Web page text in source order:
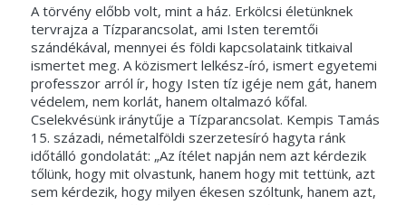
A törvény előbb volt, mint a ház. Erkölcsi életünknek
tervrajza a Tízparancsolat, ami Isten teremtői
szándékával, mennyei és földi kapcsolataink titkaival
ismertet meg. A közismert lelkész-író, ismert egyetemi
pro­fesszor arról ír, hogy Isten tíz igéje nem gát, ha­nem
védelem, nem korlát, hanem oltalmazó kőfal.
Cselekvésünk iránytűje a Tízparancsolat. Kempis Tamás
15. századi, németalföldi szerzetesíró hagyta ránk
időtálló gondolatát: „Az ítélet napján nem azt kérdezik
tőlünk, hogy mit olvastunk, hanem hogy mit tettünk, azt
sem kérdezik, hogy milyen ékesen szóltunk, hanem azt,